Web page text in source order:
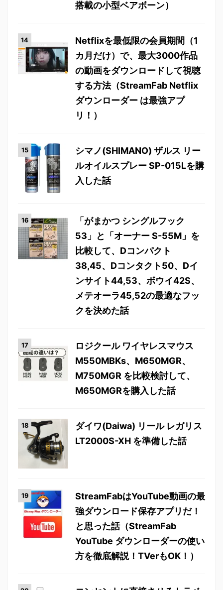
搭載の小型ベアボーン）
Netflixを最低限の会員期間（1
カ月だけ）で、最大3000作品
の動画をダウンロードして視聴
する方法（StreamFab Netflix
ダウンローダー は最強アプ
リ！）
シマノ(SHIMANO) ザルス リー
ルオイルスプレー SP-015Lを購
入した話
「がまかつ シングルフック
53」と「オーナー S-55M」を
比較して、Dコンパクト
38,45、Dコンタクト50、Dイ
ンサイト44,53、ボウイ42S、
メテオーラ45,52の最適なフッ
クを決めた話
ロジクール ワイヤレスマウス
M550MBKs、M650MGR、
M750MGR を比較検討して、
M650MGRを購入した話
ダイワ(Daiwa) リール レガリス
LT2000S-XH を準備した話
StreamFabはYouTube動画の最
強ダウンロード保存アプリだ！
と思った話（StreamFab
YouTube ダウンローダーの使い
方を徹底解説！TVerもOK！）